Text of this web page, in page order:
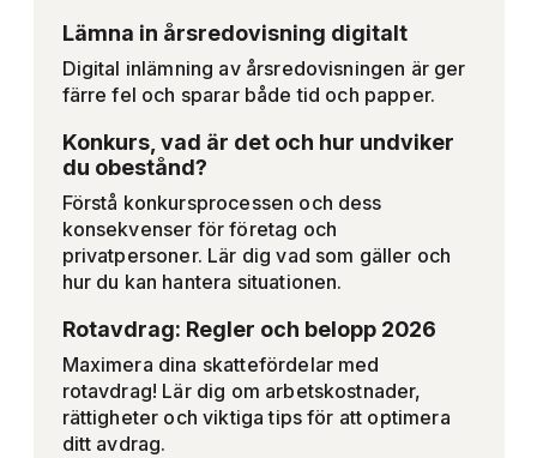
Lämna in årsredovisning digitalt
Digital inlämning av årsredovisningen är ger
färre fel och sparar både tid och papper.
Konkurs, vad är det och hur undviker
du obestånd?
Förstå konkursprocessen och dess
konsekvenser för företag och
privatpersoner. Lär dig vad som gäller och
hur du kan hantera situationen.
Rotavdrag: Regler och belopp 2026
Maximera dina skattefördelar med
rotavdrag! Lär dig om arbetskostnader,
rättigheter och viktiga tips för att optimera
ditt avdrag.